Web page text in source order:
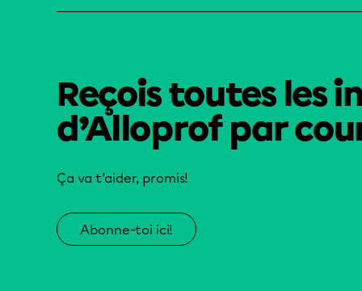
Reçois toutes les
d’Alloprof par
Ça va t’aider, promis!
Abonne-toi ici!